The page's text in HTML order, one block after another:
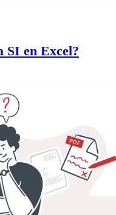
SI en Excel?